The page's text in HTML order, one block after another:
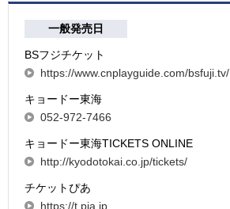
一般発売日
BSフジチケット
https://www.cnplayguide.com/bsfuji.tv/
キョードー東海
052-972-7466
キョードー東海TICKETS ONLINE
http://kyodotokai.co.jp/tickets/
チケットぴあ
https://t.pia.jp